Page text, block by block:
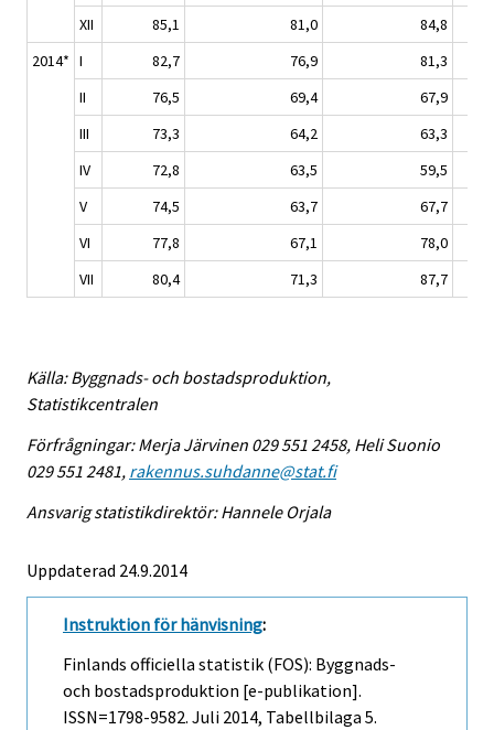
XII
85,1 81,0
84,8
2014* I 82,7 76,9
81,3
II
76,5 69,4
67,9
III
73,3 64,2
63,3
IV
72,8 63,5
59,5
V
74,5 63,7
67,7
VI
77,8 67,1
78,0
VII
80,4 71,3 87,7
Källa: Byggnads- och bostadsproduktion,
Statistikcentralen
Förfrågningar: Merja Järvinen 029 551 2458, Heli Suonio
029 551 2481, rakennus.suhdanne@stat.fi
Ansvarig statistikdirektör: Hannele Orjala
Uppdaterad 24.9.2014
Instruktion för hänvisning:
Finlands officiella statistik (FOS): Byggnads-
och bostadsproduktion [e-publikation].
ISSN=1798-9582. Juli 2014, Tabellbilaga 5.